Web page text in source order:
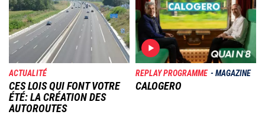
ACTUALITÉ
CES LOIS QUI FONT VOTRE
ÉTÉ: LA CRÉATION DES
AUTOROUTES
REPLAY PROGRAMME MAGAZINE
CALOGERO